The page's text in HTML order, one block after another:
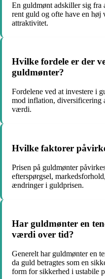
En guldmønt adskiller sig fra
rent guld og ofte have en
attraktivitet.
Hvilke fordele er der
guldmønter?
Fordelene ved at investere i
mod inflation, diversificering
værdi.
Hvilke faktorer
Prisen på guldmønter
efterspørgsel,
ændringer i guldprisen.
Har guldmønter en
værdi over tid?
Generelt har guldmønter en
da guld betragtes som en
form for sikkerhed i ustabile